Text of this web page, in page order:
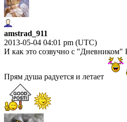
amstrad_911
2013-05-04 04:01 pm (UTC)
И как это созвучно с
Прям душа радуется и летает